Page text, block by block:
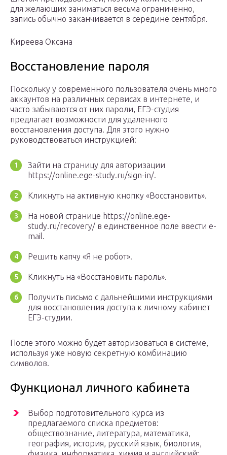
для желающих заниматься весьма ограниченно,
запись обычно заканчивается в середине сентября.
Киреева Оксана
Восстановление пароля
Поскольку у современного пользователя очень много
аккаунтов на различных сервисах в интернете, и
часто забываются от них пароли, ЕГЭ-студия
предлагает возможности для удаленного
восстановления доступа. Для этого нужно
руководствоваться инструкцией:
Зайти на страницу для авторизации
https://online.ege-study.ru/sign-in/.
Кликнуть на активную кнопку «Восстановить».
На новой странице https://online.ege-
study.ru/recovery/ в единственное поле ввести e-
mail.
Решить капчу «Я не робот».
Кликнуть на «Восстановить пароль».
Получить письмо с дальнейшими инструкциями
для восстановления доступа к личному кабинет
ЕГЭ-студии.
После этого можно будет авторизоваться в системе,
используя уже новую секретную комбинацию
символов.
Функционал личного кабинета
Выбор подготовительного курса из
предлагаемого списка предметов:
обществознание, литература, математика,
география, история, русский язык, биология,